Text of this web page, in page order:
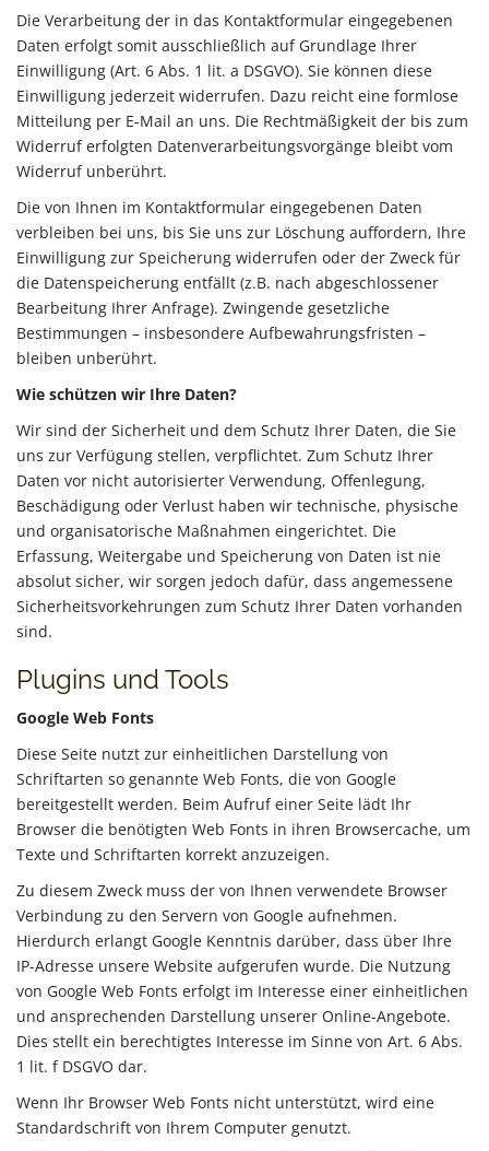
Die Verarbeitung der in das Kontaktformular eingegebenen
Daten erfolgt somit ausschließlich auf Grundlage Ihrer
Einwilligung (Art. 6 Abs. 1 lit. a DSGVO). Sie können diese
Einwilligung jederzeit widerrufen. Dazu reicht eine formlose
Mitteilung per E-Mail an uns. Die Rechtmäßigkeit der bis zum
Widerruf erfolgten Datenverarbeitungsvorgänge bleibt vom
Widerruf unberührt.
Die von Ihnen im Kontaktformular eingegebenen Daten
verbleiben bei uns, bis Sie uns zur Löschung auffordern, Ihre
Einwilligung zur Speicherung widerrufen oder der Zweck für
die Datenspeicherung entfällt (z.B. nach abgeschlossener
Bearbeitung Ihrer Anfrage). Zwingende gesetzliche
Bestimmungen – insbesondere Aufbewahrungsfristen –
bleiben unberührt.
Wie schützen wir Ihre Daten?
Wir sind der Sicherheit und dem Schutz Ihrer Daten, die Sie
uns zur Verfügung stellen, verpflichtet. Zum Schutz Ihrer
Daten vor nicht autorisierter Verwendung, Offenlegung,
Beschädigung oder Verlust haben wir technische, physische
und organisatorische Maßnahmen eingerichtet. Die
Erfassung, Weitergabe und Speicherung von Daten ist nie
absolut sicher, wir sorgen jedoch dafür, dass angemessene
Sicherheitsvorkehrungen zum Schutz Ihrer Daten vorhanden
sind.
Plugins und Tools
Google Web Fonts
Diese Seite nutzt zur einheitlichen Darstellung von
Schriftarten so genannte Web Fonts, die von Google
bereitgestellt werden. Beim Aufruf einer Seite lädt Ihr
Browser die benötigten Web Fonts in ihren Browsercache, um
Texte und Schriftarten korrekt anzuzeigen.
Zu diesem Zweck muss der von Ihnen verwendete Browser
Verbindung zu den Servern von Google aufnehmen.
Hierdurch erlangt Google Kenntnis darüber, dass über Ihre
IP-Adresse unsere Website aufgerufen wurde. Die Nutzung
von Google Web Fonts erfolgt im Interesse einer einheitlichen
und ansprechenden Darstellung unserer Online-Angebote.
Dies stellt ein berechtigtes Interesse im Sinne von Art. 6 Abs.
1 lit. f DSGVO dar.
Wenn Ihr Browser Web Fonts nicht unterstützt, wird eine
Standardschrift von Ihrem Computer genutzt.